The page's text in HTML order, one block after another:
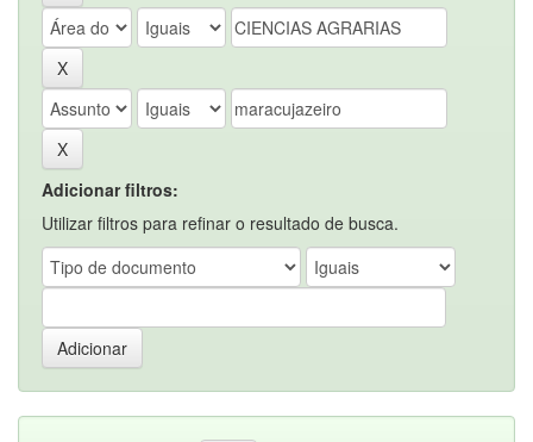
Adicionar filtros:
Utilizar filtros para refinar o resultado de busca.